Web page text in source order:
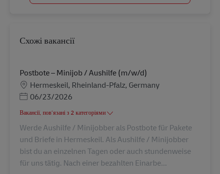
Схожі вакансії
Postbote – Minijob / Aushilfe (m/w/d)
Місцезнаходження
Hermeskeil, Rheinland-Pfalz, Germany
Posted Date
06/23/2026
Вакансії, пов’язані з 2 категоріями
Werde Aushilfe / Minijobber als Postbote für Pakete
und Briefe in Hermeskeil. Als Aushilfe / Minijobber
bist du an einzelnen Tagen oder auch stundenweise
für uns tätig. Nach einer bezahlten Einarbe...